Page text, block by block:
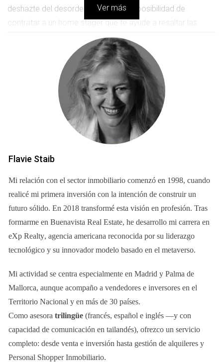
deshazte del desorden. Considera la posibilidad de
contratar a un home stager que te ayude a resaltar las
mejores características de tu hogar. Una presentación
atractiva puede aumentar las posibilidades de vender tu
casa rápidamente.
3. Utiliza estrategias de marketing efectivas
Aprovecha las plataformas digitales para promocionar tu
casa. Publica anuncios en sitios web de bienes raíces y
detalladas que resalten los aspectos positivos de tu
propiedad. No subestimes el poder del marketing digital, ya
que puede ayudarte a alcanzar a un público más amplio y a
vender tu casa más rápidamente.
4. Considera la opción de un agente inmobiliario
un agente puede ser una excelente opción. Un agente
inmobiliario tiene el conocimiento del mercado y las
habilidades necesarias para negociar en tu nombre.
Además, puede manejar todas las gestiones
administrativas y brindarte asesoramiento para agilizar el
proceso de venta.
Ver más
Flavie Staib
Mi relación con el sector inmobiliario comenzó en 1998, cuando
realicé mi primera inversión con la intención de construir un
futuro sólido. En 2018 transformé esta visión en profesión. Tras
formarme en Buenavista Real Estate, he desarrollo mi carrera en
eXp Realty, agencia americana reconocida por su liderazgo
tecnológico y su innovador modelo basado en el metaverso.
Mi actividad se centra especialmente en Madrid y Palma de
Mallorca, aunque acompaño a vendedores e inversores en el
Territorio Nacional y en más de 30 países.
Como asesora trilingüe (francés, español e inglés —y con
capacidad de comunicación en tailandés), ofrezco un servicio
completo: desde venta e inversión hasta gestión de alquileres y
Personal Shopper Inmobiliario.